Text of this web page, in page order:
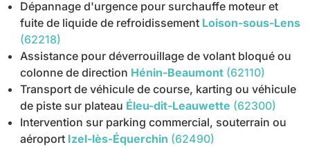
Dépannage d'urgence pour surchauffe moteur et
fuite de liquide de refroidissement Loison-sous-Lens
(62218)
Assistance pour déverrouillage de volant bloqué ou
colonne de direction Hénin-Beaumont (62110)
Transport de véhicule de course, karting ou véhicule
de piste sur plateau Éleu-dit-Leauwette (62300)
Intervention sur parking commercial, souterrain ou
aéroport Izel-lès-Équerchin (62490)